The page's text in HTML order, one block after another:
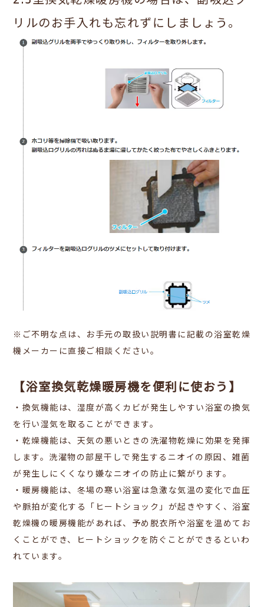
リルのお手入れも忘れずにしましょう。
※ご不明な点は、お手元の取扱い説明書に記載の浴室乾燥
機メーカーに直接ご相談ください。
【浴室換気乾燥暖房機を便利に使おう】
・換気機能は、湿度が高くカビが発生しやすい浴室の換気
を行い湿気を取ることができます。
・乾燥機能は、天気の悪いときの洗濯物乾燥に効果を発揮
します。洗濯物の部屋干しで発生するニオイの原因、雑菌
が発生しにくくなり嫌なニオイの防止に繋がります。
・暖房機能は、冬場の寒い浴室は急激な気温の変化で血圧
や脈拍が変化する「ヒートショック」が起きやすく、浴室
乾燥機の暖房機能があれば、予め脱衣所や浴室を温めてお
くことができ、ヒートショックを防ぐことができるといわ
れています。